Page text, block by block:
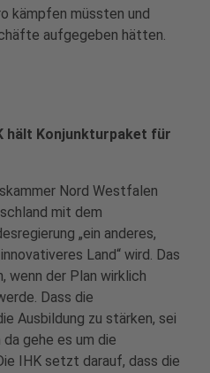
kämpfen müssten und
aufgegeben hätten.
hält Konjunkturpaket für
Nord Westfalen
mit dem
„ein anderes,
Land“ wird. Das
wenn der Plan wirklich
Dass die
Ausbildung zu stärken, sei
gehe es um die
IHK setzt darauf, dass die